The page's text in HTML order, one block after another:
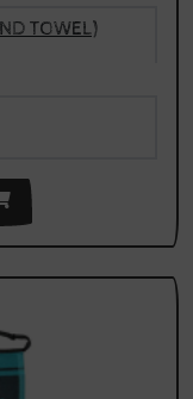
TOWEL)